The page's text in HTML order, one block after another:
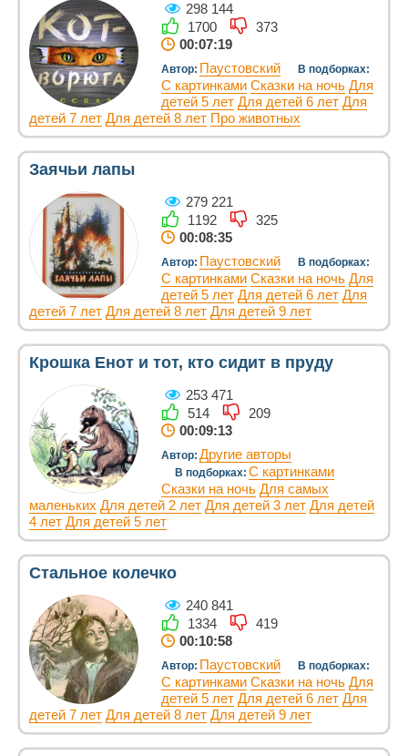
298 144
1700
373
00:07:19
Автор: Паустовский В подборках:
С картинками Сказки на ночь Для
детей 5 лет Для детей 6 лет Для
детей 7 лет Для детей 8 лет Про животных
Заячьи лапы
279 221
1192
325
00:08:35
Автор: Паустовский В подборках:
С картинками Сказки на ночь Для
детей 5 лет Для детей 6 лет Для
детей 7 лет Для детей 8 лет Для детей 9 лет
Крошка Енот и тот, кто сидит в пруду
253 471
514
209
00:09:13
Автор: Другие авторы
В подборках: С картинками
Сказки на ночь Для самых
маленьких Для детей 2 лет Для детей 3 лет Для детей
4 лет Для детей 5 лет
Стальное колечко
240 841
1334
419
00:10:58
Автор: Паустовский В подборках:
С картинками Сказки на ночь Для
детей 5 лет Для детей 6 лет Для
детей 7 лет Для детей 8 лет Для детей 9 лет